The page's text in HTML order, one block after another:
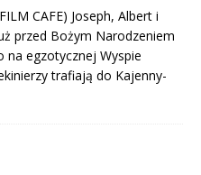
CAFE) Joseph, Albert i
przed Bożym Narodzeniem
na egzotycznej Wyspie
trafiają do Kajenny-